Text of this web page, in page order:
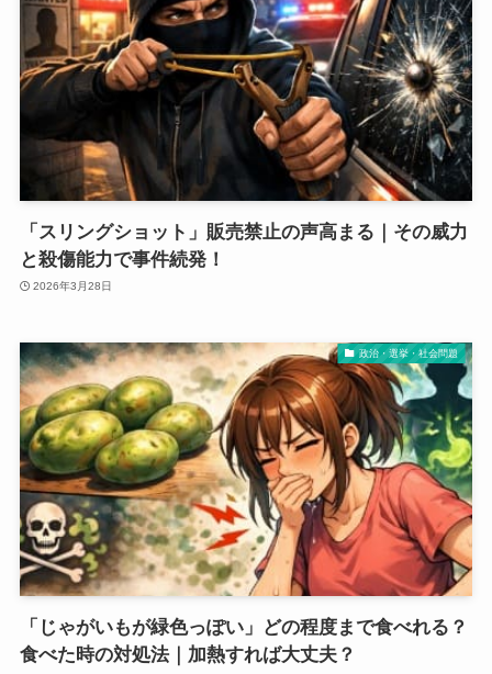
「スリングショット」販売禁止の声高まる｜その威力
と殺傷能力で事件続発！
2026年3月28日
政治・選挙・社会問題
「じゃがいもが緑色っぽい」どの程度まで食べれる？
食べた時の対処法｜加熱すれば大丈夫？